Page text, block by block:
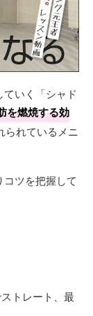
いく「シャド
を燃焼する効
られているメニ
ツを把握して
トレート、最